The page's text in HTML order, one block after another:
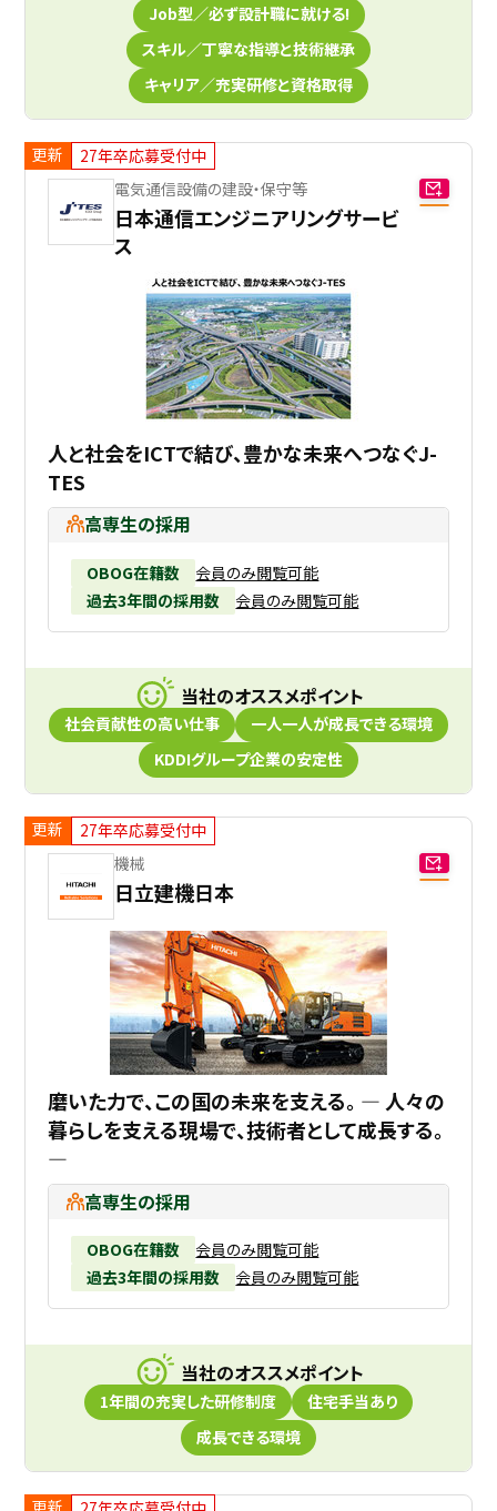
Job型／必ず設計職に就ける!
スキル／丁寧な指導と技術継承
キャリア／充実研修と資格取得
更新
27年卒応募受付中
電気通信設備の建設・保守等
日本通信エンジニアリングサービ
ス
人と社会をICTで結び、豊かな未来へつなぐJ-
TES
高専生の採用
OBOG在籍数
会員のみ閲覧可能
過去3年間の採用数
会員のみ閲覧可能
当社のオススメポイント
社会貢献性の高い仕事
一人一人が成長できる環境
KDDIグループ企業の安定性
更新
27年卒応募受付中
機械
日立建機日本
磨いた力で、この国の未来を支える。 ― 人々の
暮らしを支える現場で、技術者として成長する。
―
高専生の採用
OBOG在籍数
会員のみ閲覧可能
過去3年間の採用数
会員のみ閲覧可能
当社のオススメポイント
1年間の充実した研修制度
住宅手当あり
成長できる環境
更新